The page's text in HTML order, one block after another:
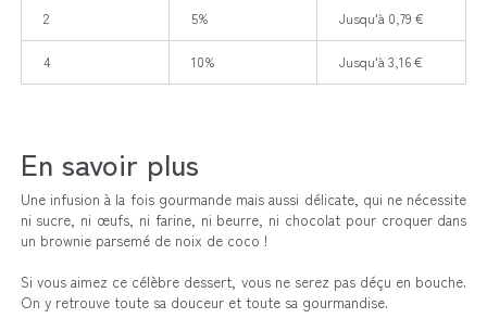
2 5% Jusqu'à 0,79 €
4 10% Jusqu'à 3,16 €
En savoir plus
Une infusion à la fois gourmande mais aussi délicate, qui ne nécessite
ni sucre, ni œufs, ni farine, ni beurre, ni chocolat pour croquer dans
un brownie parsemé de noix de coco !
Si vous aimez ce célèbre dessert, vous ne serez pas déçu en bouche.
On y retrouve toute sa douceur et toute sa gourmandise.